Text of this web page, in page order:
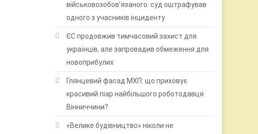
військовозобов’язаного: суд оштрафував
одного з учасників інциденту
ЄС продовжив тимчасовий захист для
українців, але запровадив обмеження для
новоприбулих
Глянцевий фасад МХП: що приховує
красивий піар найбільшого роботодавця
Вінниччини?
«Велике будівництво» ніколи не